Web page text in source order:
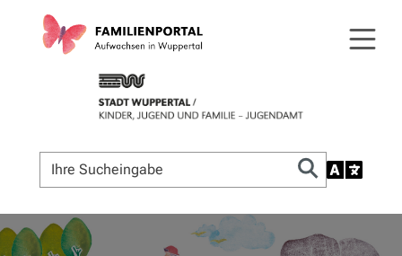
© Bildnachweis